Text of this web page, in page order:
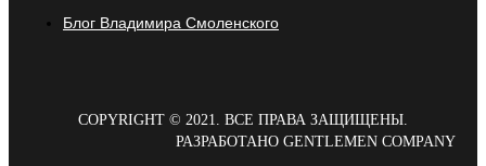
Блог Владимира Смоленского
COPYRIGHT © 2021. ВСЕ ПРАВА ЗАЩИЩЕНЫ.
РАЗРАБОТАНО GENTLEMEN COMPANY